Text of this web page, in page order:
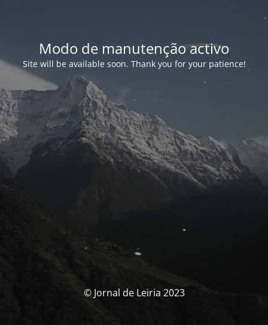
Modo de manutenção activo
Site will be available soon. Thank you for your patience!
© Jornal de Leiria 2023